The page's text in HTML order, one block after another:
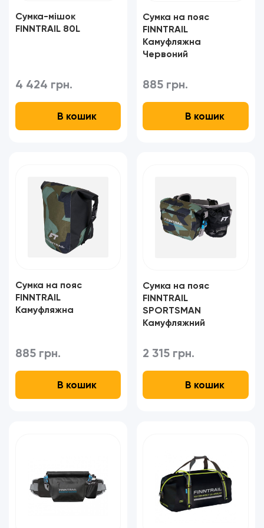
Сумка-мішок
FINNTRAIL 80L
4 424 грн.
В кошик
Сумка на пояс
FINNTRAIL
Камуфляжна
Червоний
885 грн.
В кошик
Сумка на пояс
FINNTRAIL
Камуфляжна
885 грн.
В кошик
Сумка на пояс
FINNTRAIL
SPORTSMAN
Камуфляжний
2 315 грн.
В кошик